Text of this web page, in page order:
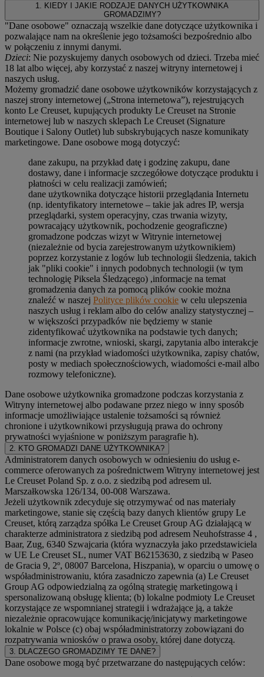
1. KIEDY I JAKIE RODZAJE DANYCH UŻYTKOWNIKA
GROMADZIMY?
"Dane osobowe" oznaczają wszelkie dane dotyczące użytkownika i
pozwalające nam na określenie jego tożsamości bezpośrednio albo
w połączeniu z innymi danymi.
Dzieci: Nie pozyskujemy danych osobowych od dzieci. Trzeba mieć
18 lat albo więcej, aby korzystać z naszej witryny internetowej i
naszych usług.
Możemy gromadzić dane osobowe użytkowników korzystających z
naszej strony internetowej („Strona internetowa”), rejestrujących
konto Le Creuset, kupujących produkty Le Creuset na Stronie
internetowej lub w naszych sklepach Le Creuset (Signature
Boutique i Salony Outlet) lub subskrybujących nasze komunikaty
marketingowe. Dane osobowe mogą dotyczyć:
dane zakupu, na przykład datę i godzinę zakupu, dane
dostawy, dane i informacje szczegółowe dotyczące produktu i
płatności w celu realizacji zamówień;
dane użytkownika dotyczące historii przeglądania Internetu
(np. identyfikatory internetowe – takie jak adres IP, wersja
przeglądarki, system operacyjny, czas trwania wizyty,
powracający użytkownik, pochodzenie geograficzne)
gromadzone podczas wizyt w Witrynie internetowej
(niezależnie od bycia zarejestrowanym użytkownikiem)
poprzez korzystanie z logów lub technologii śledzenia, takich
jak "pliki cookie" i innych podobnych technologii (w tym
technologię Piksela Śledzącego) ,informacje na temat
gromadzenia danych za pomocą plików cookie można
znaleźć w naszej Polityce plików cookie w celu ulepszenia
naszych usług i reklam albo do celów analizy statystycznej –
w większości przypadków nie będziemy w stanie
zidentyfikować użytkownika na podstawie tych danych;
informacje zwrotne, wnioski, skargi, zapytania albo interakcje
z nami (na przykład wiadomości użytkownika, zapisy chatów,
posty w mediach społecznościowych, wiadomości e-mail albo
rozmowy telefoniczne).
Dane osobowe użytkownika gromadzone podczas korzystania z
Witryny internetowej albo podawane przez niego w inny sposób
informacje umożliwiające ustalenie tożsamości są również
chronione i użytkownikowi przysługują prawa do ochrony
prywatności wyjaśnione w poniższym paragrafie h).
2. KTO GROMADZI DANE UŻYTKOWNIKA?
Administratorem danych osobowych w odniesieniu do usług e-
commerce oferowanych za pośrednictwem Witryny internetowej jest
Le Creuset Poland Sp. z o.o. z siedzibą pod adresem ul.
Marszałkowska 126/134, 00-008 Warszawa.
Jeżeli użytkownik zdecyduje się otrzymywać od nas materiały
marketingowe, stanie się częścią bazy danych klientów grupy Le
Creuset, którą zarządza spółka Le Creuset Group AG działającą w
charakterze administratora z siedzibą pod adresem Neuhofstrasse 4 ,
Baar, Zug, 6340 Szwajcaria (która wyznaczyła jako przedstawiciela
w UE Le Creuset SL, numer VAT B62153630, z siedzibą w Paseo
de Gracia 9, 2º, 08007 Barcelona, Hiszpania), w oparciu o umowę o
współadministrowaniu, która zasadniczo zapewnia (a) Le Creuset
Group AG odpowiedzialną za ogólną strategię marketingową i
spersonalizowaną obsługę klienta; (b) lokalne podmioty Le Creuset
korzystające ze wspomnianej strategii i wdrażające ją, a także
niezależnie opracowujące komunikację/inicjatywy marketingowe
lokalnie w Polsce (c) obaj współadministratorzy zobowiązani do
rozpatrywania wniosków o prawa osoby, której dane dotyczą.
3. DLACZEGO GROMADZIMY TE DANE?
Dane osobowe mogą być przetwarzane do następujących celów: